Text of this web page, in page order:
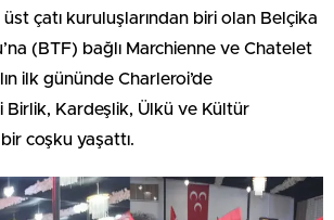
üst çatı kuruluşlarından biri olan Belçika
(BTF) bağlı Marchienne ve Chatelet
ilk gününde Charleroi’de
Birlik, Kardeşlik, Ülkü ve Kültür
coşku yaşattı.